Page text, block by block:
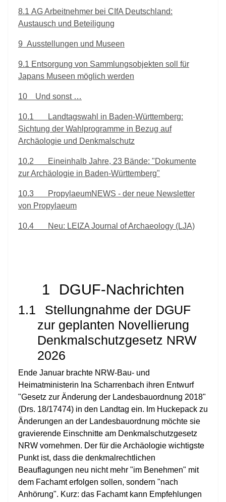
8.1 AG Arbeitnehmer bei CIfA Deutschland:
Austausch und Beteiligung
9 Ausstellungen und Museen
9.1 Entsorgung von Sammlungsobjekten soll für
Japans Museen möglich werden
10 Und sonst …
10.1
Landtagswahl in Baden-Württemberg:
Sichtung der Wahlprogramme in Bezug auf
Archäologie und Denkmalschutz
10.2
Eineinhalb Jahre, 23 Bände: "Dokumente
zur Archäologie in Baden-Württemberg"
10.3
PropylaeumNEWS - der neue Newsletter
von Propylaeum
10.4 Neu: LEIZA Journal of Archaeology (LJA)
1 DGUF-Nachrichten
1.1
Stellungnahme der DGUF
zur geplanten Novellierung
Denkmalschutzgesetz NRW
2026
Ende Januar brachte NRW-Bau- und
Heimatministerin Ina Scharrenbach ihren Entwurf
"Gesetz zur Änderung der Landesbauordnung 2018"
(Drs. 18/17474) in den Landtag ein. Im Huckepack zu
Änderungen an der Landesbauordnung möchte sie
gravierende Einschnitte am Denkmalschutzgesetz
NRW vornehmen. Der für die Archäologie wichtigste
Punkt ist, dass die denkmalrechtlichen
Beauflagungen neu nicht mehr "im Benehmen" mit
dem Fachamt erfolgen sollen, sondern "nach
Anhörung". Kurz: das Fachamt kann Empfehlungen